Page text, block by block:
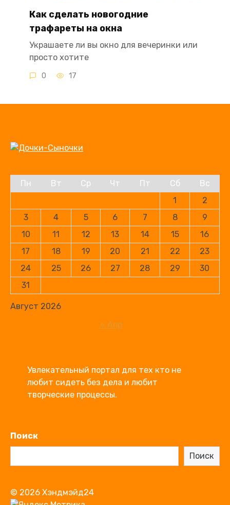
Как сделать новогодние
трафареты на окна
Украшаете ли вы окно для вечеринки или
просто хотите
0 17
Август 2026
Пн Вт Ср Чт Пт Сб
Вс
1
2
3
4 5 6 7 8
9
10
11 12 13 14 15
16
17
18 19 20 21 22
23
24
25 26 27 28 29
30
31
« Апр
Увлекательный портал для тех кто не
любит сидеть без дела и любит
творческие процессы.
Поиск
Поиск
© 2026 Хэндмэйд24